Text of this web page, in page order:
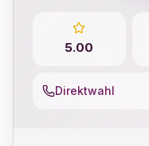
5.00
Direktwahl